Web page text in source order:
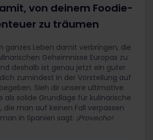
von deinem Foodie-
zu träumen
ganzes Leben damit verbringen, die
Geheimnisse Europas zu
deshalb ist genau jetzt ein guter
zumindest in der Vorstellung auf
Sieh dir unsere ultimative
als solide Grundlage für kulinarische
die man auf keinen Fall verpassen
in Spanien sagt: ¡Provecho!